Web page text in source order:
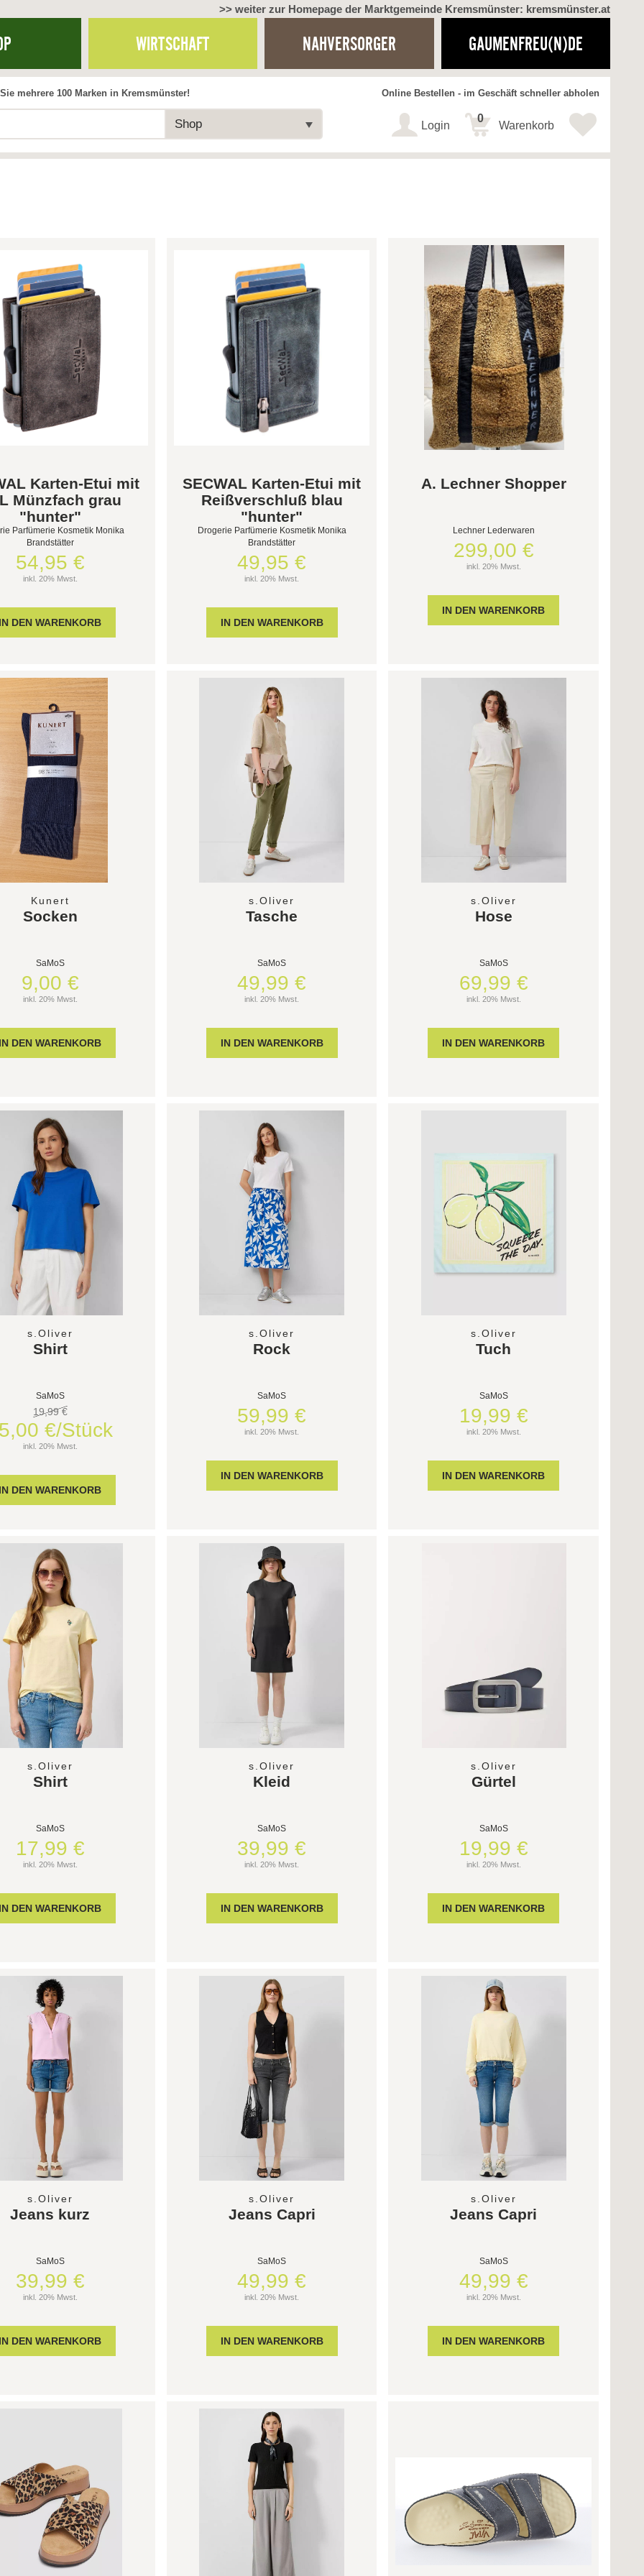
>> weiter zur Homepage der Marktgemeinde Kremsmünster: kremsmünster.at
WIRTSCHAFT NAHVERSORGER GAUMENFREU(N)DE
Shop
mehrere 100 Marken in Kremsmünster! Online Bestellen - im Geschäft schneller abholen
Login Warenkorb
0
Karten-Etui mit
Münzfach grau
"hunter"
Parfümerie Kosmetik Monika
Brandstätter
54,95 €
inkl. 20% Mwst.
SECWAL Karten-Etui mit
Reißverschluß blau
"hunter"
Drogerie Parfümerie Kosmetik Monika
Brandstätter
49,95 €
inkl. 20% Mwst.
A. Lechner Shopper
Lechner Lederwaren
299,00 €
inkl. 20% Mwst.
Kunert
Socken
SaMoS
9,00 €
inkl. 20% Mwst.
s.Oliver
Tasche
SaMoS
49,99 €
inkl. 20% Mwst.
s.Oliver
Hose
SaMoS
69,99 €
inkl. 20% Mwst.
s.Oliver
Shirt
SaMoS
19,99 €
€/Stück
inkl. 20% Mwst.
s.Oliver
Rock
SaMoS
59,99 €
inkl. 20% Mwst.
s.Oliver
Tuch
SaMoS
19,99 €
inkl. 20% Mwst.
s.Oliver
Shirt
SaMoS
17,99 €
inkl. 20% Mwst.
s.Oliver
Kleid
SaMoS
39,99 €
inkl. 20% Mwst.
s.Oliver
Gürtel
SaMoS
19,99 €
inkl. 20% Mwst.
s.Oliver
Jeans kurz
SaMoS
39,99 €
inkl. 20% Mwst.
s.Oliver
Jeans Capri
SaMoS
49,99 €
inkl. 20% Mwst.
s.Oliver
Jeans Capri
SaMoS
49,99 €
inkl. 20% Mwst.